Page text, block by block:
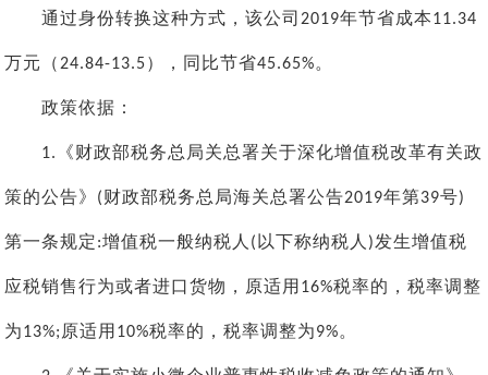
通过身份转换这种方式，该公司 2019年节省成本11.34
万元（ 24.84-13.5），同比节省45.65%。
政策依据：
1. 《财政部税务总局关总署关于深化增值税改革有关政
策的公告》 (财政部税务总局海关总署公告2019年第39号)
第一条规定:增值税一般纳税人 ( 以下称纳税人 )发生增值税
应税销售行为或者进口货物，原适用 16%税率的，税率调整
为13%; 原适用 10%税率的，税率调整为9%。